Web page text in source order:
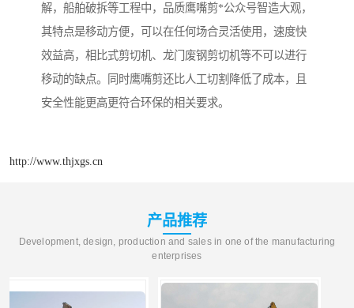
解，船舶破拆等工程中，品质鹰嘴剪*公众号智造大观，
其特点是移动方便，可以在任何场合灵活使用，速度快
效益高，相比式剪切机、龙门废钢剪切机等不可以进行
移动的缺点。同时鹰嘴剪还比人工切割降低了成本，且
安全性能更高更符合环保的相关要求。
http://www.thjxgs.cn
产品推荐
Development, design, production and sales in one of the manufacturing
enterprises